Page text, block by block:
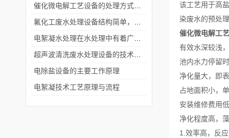
电除盐设备的主要工作原理
电絮凝技术工艺原理与流程
该工艺用于高
染废水的预处
催化微电解工艺
有效水深较浅
池内水力停留
净化量大，即
占地面积小，
安装维修费用
净化程度高，
1.效率高，反